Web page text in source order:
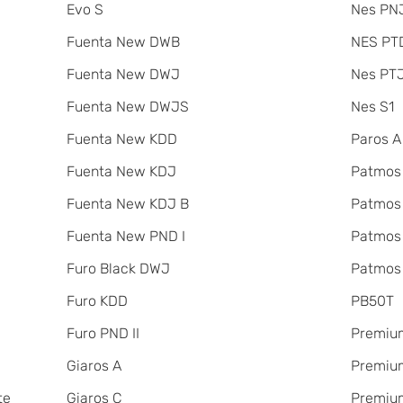
Evo S
Fuenta New DWB
Fuenta New DWJ
Fuenta New DWJS
Fuenta New KDD
Fuenta New KDJ
Fuenta New KDJ B
Fuenta New PND I
Furo Black DWJ
Furo KDD
Furo PND II
Giaros A
Giaros C
Nes
NES
Nes
Nes S1
Paros A
Patmos
PB50T